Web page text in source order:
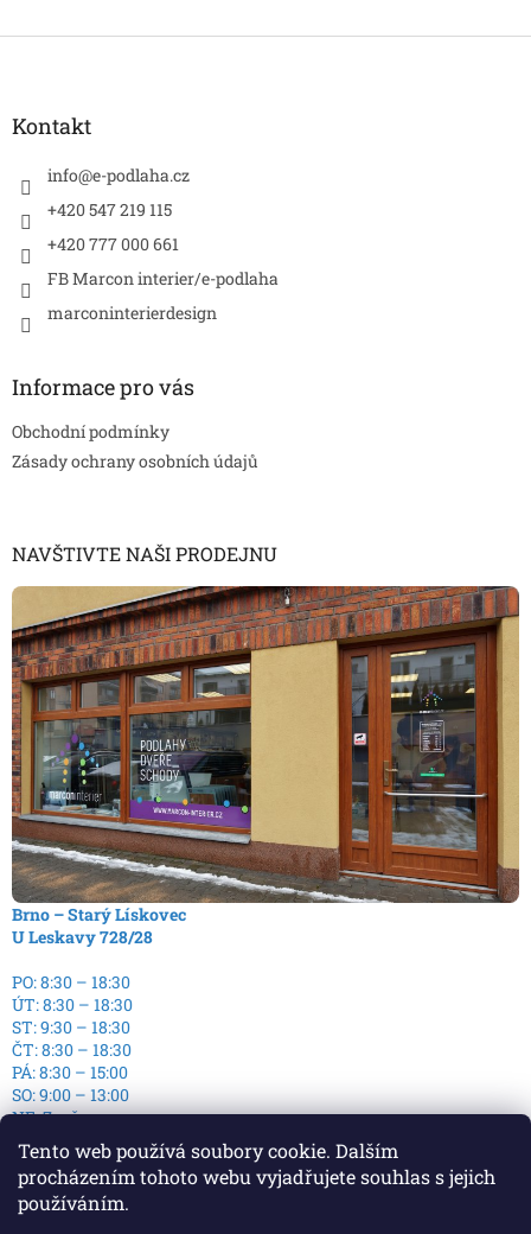
Tento web používá soubory cookie. Dalším
procházením tohoto webu vyjadřujete souhlas s jejich
používáním.
Z
Kontakt
info@e-podlaha.cz
+420 547 219 115
+420 777 000 661
FB Marcon interier/e-podlaha
marconinterierdesign
Informace pro vás
Obchodní podmínky
Zásady ochrany osobních údajů
NAVŠTIVTE NAŠI PRODEJNU
Brno – Starý Lískovec
U Leskavy 728/28
PO: 8:30 – 18:30
ÚT: 8:30 – 18:30
ST: 9:30 – 18:30
ČT: 8:30 – 18:30
PÁ: 8:30 – 15:00
SO: 9:00 – 13:00
NE: Zavřeno